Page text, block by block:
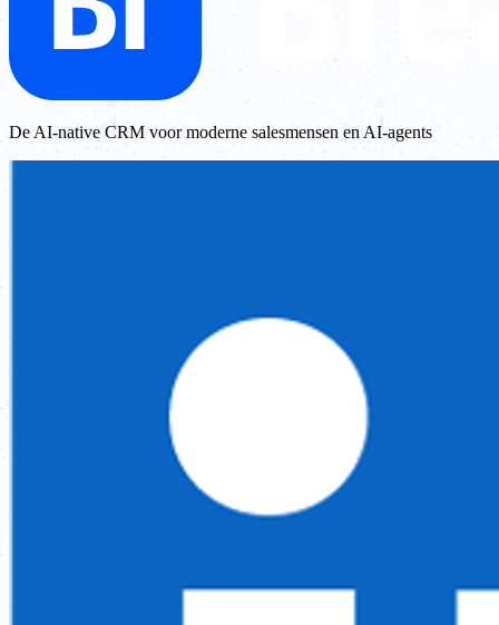
De AI-native CRM voor moderne salesmensen en AI-agents